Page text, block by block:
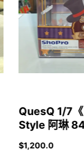
QuesQ 1/7
Style 阿琳
$1,200.0